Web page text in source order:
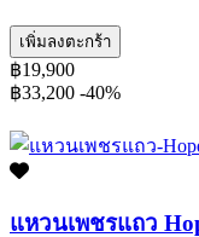
เพิ่มลงตะกร้า
฿19,900
฿33,200 -40%
แหวนเพชรแถว